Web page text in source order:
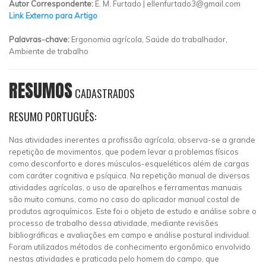
Autor Correspondente: E. M. Furtado | ellenfurtado3@gmail.com
Link Externo para Artigo
Palavras-chave: Ergonomia agrícola, Saúde do trabalhador,
Ambiente de trabalho
RESUMOSCADASTRADOS
RESUMO PORTUGUÊS:
Nas atividades inerentes a profissão agrícola, observa-se a grande
repetição de movimentos, que podem levar a problemas físicos
como desconforto e dores músculos-esqueléticos além de cargas
com caráter cognitiva e psíquica. Na repetição manual de diversas
atividades agrícolas, o uso de aparelhos e ferramentas manuais
são muito comuns, como no caso do aplicador manual costal de
produtos agroquímicos. Este foi o objeto de estudo e análise sobre o
processo de trabalho dessa atividade, mediante revisões
bibliográficas e avaliações em campo e análise postural individual.
Foram utilizados métodos de conhecimento ergonômico envolvido
nestas atividades e praticada pelo homem do campo, que